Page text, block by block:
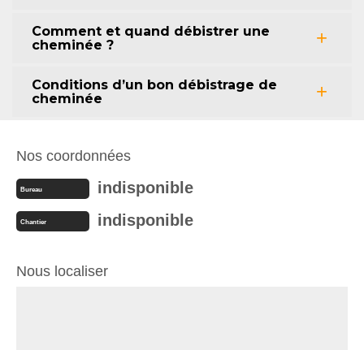
Comment et quand débistrer une
cheminée ?
Conditions d’un bon débistrage de
cheminée
Nos coordonnées
Bureau indisponible
Chantier indisponible
Nous localiser